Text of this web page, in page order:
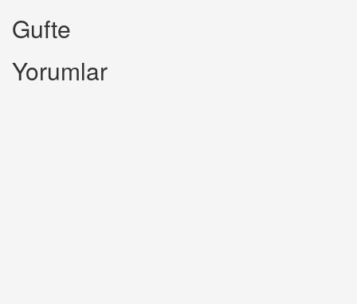
Gufte
Yorumlar